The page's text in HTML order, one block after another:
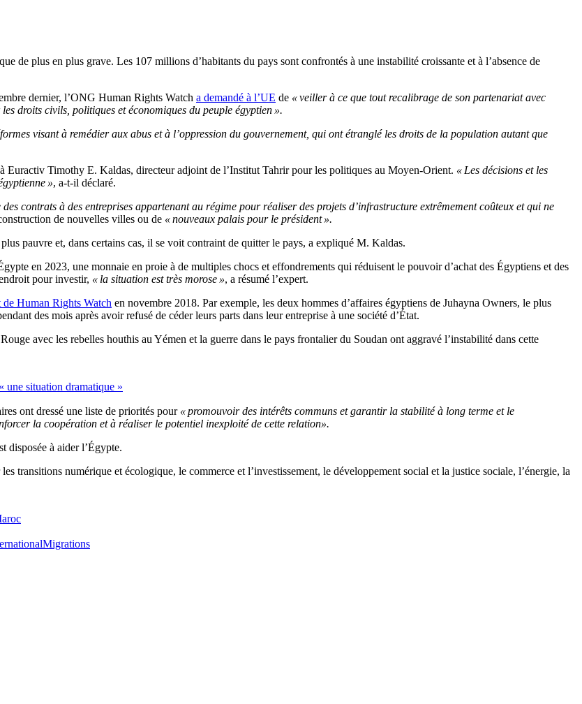
de plus en plus grave. Les 107 millions d’habitants du pays sont confrontés à une instabilité croissante et à l’absence de
dernier, l’ONG Human Rights Watch a demandé à l’UE de « veiller à ce que tout recalibrage de son partenariat avec
droits civils, politiques et économiques du peuple égyptien ».
visant à remédier aux abus et à l’oppression du gouvernement, qui ont étranglé les droits de la population autant que
Euractiv Timothy E. Kaldas, directeur adjoint de l’Institut Tahrir pour les politiques au Moyen-Orient. « Les décisions et les
», a-t-il déclaré.
contrats à des entreprises appartenant au régime pour réaliser des projets d’infrastructure extrêmement coûteux et qui ne
de nouvelles villes ou de « nouveaux palais pour le président ».
pauvre et, dans certains cas, il se voit contraint de quitter le pays, a expliqué M. Kaldas.
en 2023, une monnaie en proie à de multiples chocs et effondrements qui réduisent le pouvoir d’achat des Égyptiens et des
pour investir, « la situation est très morose », a résumé l’expert.
de Human Rights Watch en novembre 2018. Par exemple, les deux hommes d’affaires égyptiens de Juhayna Owners, le plus
des mois après avoir refusé de céder leurs parts dans leur entreprise à une société d’État.
avec les rebelles houthis au Yémen et la guerre dans le pays frontalier du Soudan ont aggravé l’instabilité dans cette
une situation dramatique »
ont dressé une liste de priorités pour « promouvoir des intérêts communs et garantir la stabilité à long terme et le
la coopération et à réaliser le potentiel inexploité de cette relation».
disposée à aider l’Égypte.
transitions numérique et écologique, le commerce et l’investissement, le développement social et la justice sociale, l’énergie, la
Migrations